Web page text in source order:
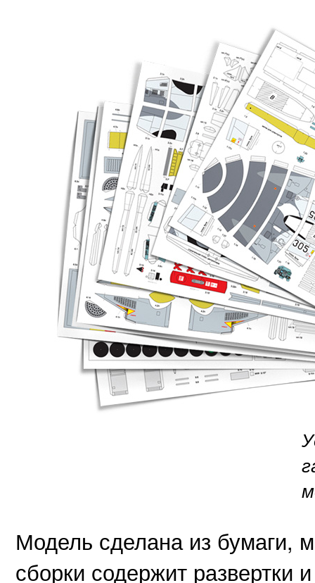
Модель сделана из бумаги,
сборки содержит развертки